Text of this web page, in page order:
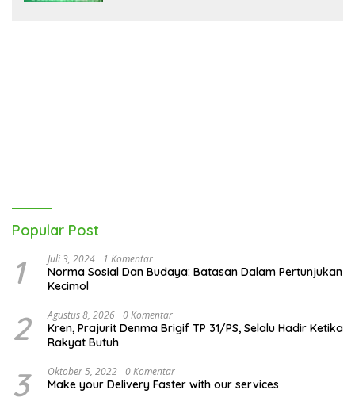
Popular Post
1 Juli 3, 2024 1 Komentar
Norma Sosial Dan Budaya: Batasan Dalam Pertunjukan
Kecimol
2 Agustus 8, 2026 0 Komentar
Kren, Prajurit Denma Brigif TP 31/PS, Selalu Hadir Ketika
Rakyat Butuh
3 Oktober 5, 2022 0 Komentar
Make your Delivery Faster with our services